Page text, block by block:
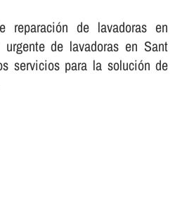
reparación de lavadoras en
de lavadoras en Sant
servicios para la solución de